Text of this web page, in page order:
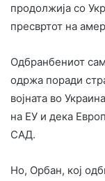
продолжија со
пресвртот на
Одбранбениот
одржа поради
војната во
на ЕУ и дека
САД.
Но, Орбан, кој